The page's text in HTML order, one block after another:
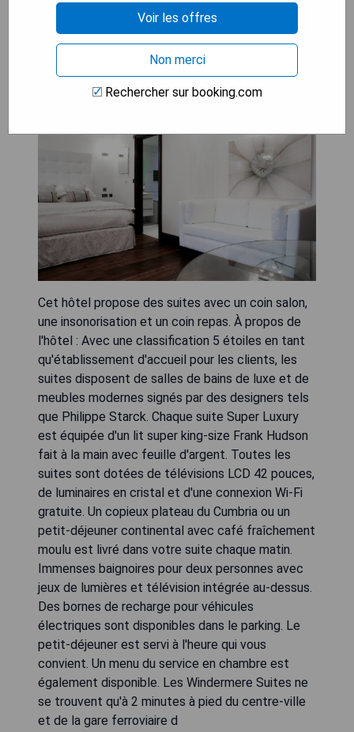
Windermere Suites
Cet hôtel propose des suites avec un coin salon,
une insonorisation et un coin repas. À propos de
l'hôtel : Avec une classification 5 étoiles en tant
qu'établissement d'accueil pour les clients, les
suites disposent de salles de bains de luxe et de
meubles modernes signés par des designers tels
que Philippe Starck. Chaque suite Super Luxury
est équipée d'un lit super king-size Frank Hudson
fait à la main avec feuille d'argent. Toutes les
suites sont dotées de télévisions LCD 42 pouces,
de luminaires en cristal et d'une connexion Wi-Fi
gratuite. Un copieux plateau du Cumbria ou un
petit-déjeuner continental avec café fraîchement
moulu est livré dans votre suite chaque matin.
Immenses baignoires pour deux personnes avec
jeux de lumières et télévision intégrée au-dessus.
Des bornes de recharge pour véhicules
électriques sont disponibles dans le parking. Le
petit-déjeuner est servi à l'heure qui vous
convient. Un menu du service en chambre est
également disponible. Les Windermere Suites ne
se trouvent qu'à 2 minutes à pied du centre-ville
et de la gare ferroviaire d
Voir les offres
Non merci
Rechercher sur booking.com